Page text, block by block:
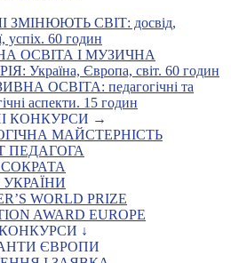
ЗМІНЮЮТЬ СВІТ: досвід,
успіх. 60 годин
ОСВІТА І МУЗИЧНА
Україна, Європа, світ. 60 годин
ОСВІТА: педагогічні та
аспекти. 15 годин
КОНКУРСИ →
МАЙСТЕРНІСТЬ
ПЕДАГОГА
УКРАЇНИ
WORLD PRIZE
AWARD EUROPE
↓
ЄВРОПИ